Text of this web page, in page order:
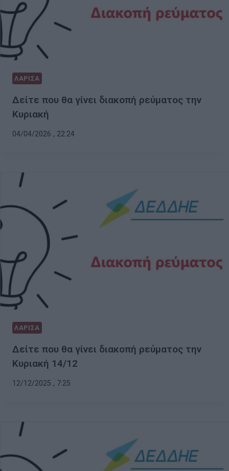
ΛΑΡΙΣΑ
Δείτε που θα γίνει διακοπή ρεύματος την
Κυριακή
04/04/2026 , 22:24
ΛΑΡΙΣΑ
Δείτε που θα γίνει διακοπή ρεύματος την
Κυριακή 14/12
12/12/2025 , 7:25